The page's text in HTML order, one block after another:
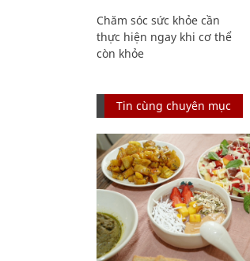
Chăm sóc sức khỏe cần
thực hiện ngay khi cơ thể
còn khỏe
Tin cùng chuyên mục